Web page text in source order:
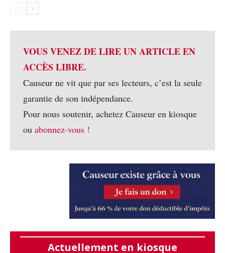
VOUS VENEZ DE LIRE UN ARTICLE EN
ACCÈS LIBRE.
Causeur ne vit que par ses lecteurs, c’est la seule
garantie de son indépendance.
Pour nous soutenir, achetez Causeur en kiosque
ou abonnez-vous !
Actuellement en kiosque